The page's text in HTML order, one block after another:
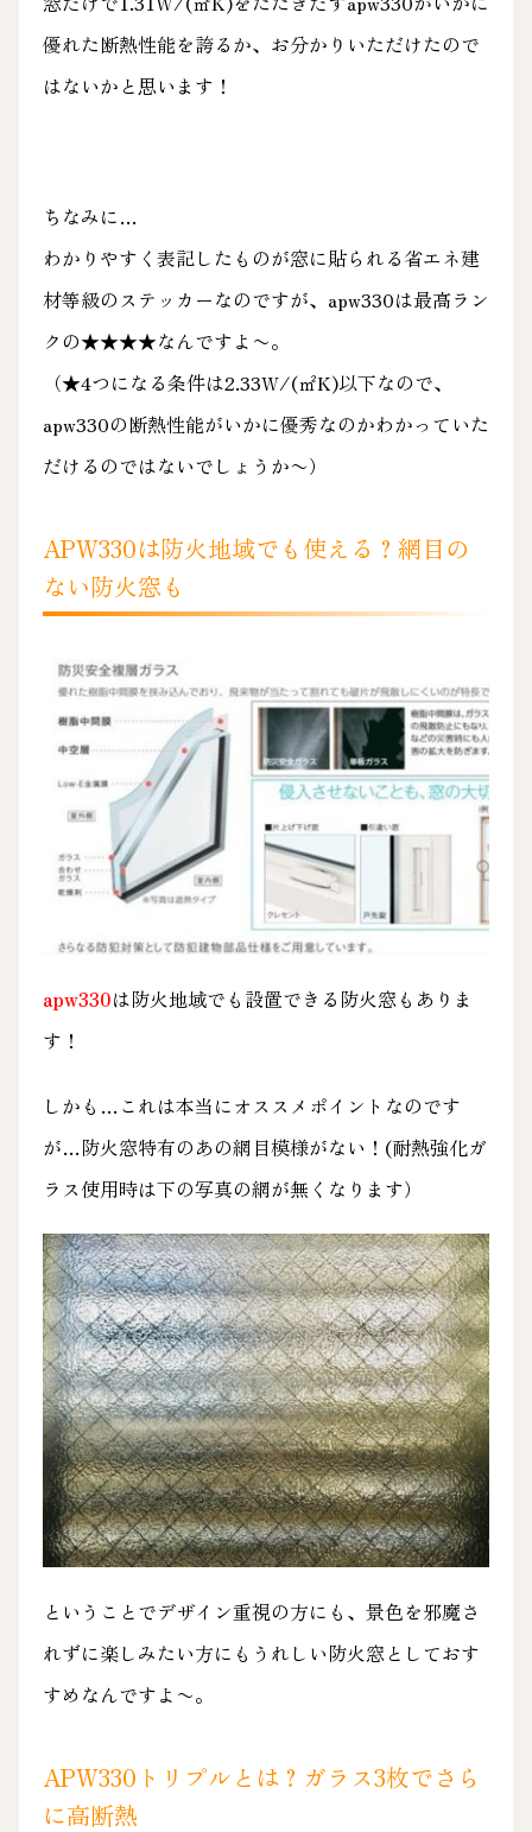
優れた断熱性能を誇るか、お分かりいただけたので
はないかと思います！
ちなみに…
わかりやすく表記したものが窓に貼られる省エネ建
材等級のステッカーなのですが、apw330は最高ラン
クの★★★★なんですよ〜。
（★4つになる条件は2.33W/(㎡K)以下なので、
apw330の断熱性能がいかに優秀なのかわかっていた
だけるのではないでしょうか〜）
APW330は防火地域でも使える？網目の
ない防火窓も
apw330は防火地域でも設置できる防火窓もありま
す！
しかも…これは本当にオススメポイントなのです
が…防火窓特有のあの網目模様がない！(耐熱強化ガ
ラス使用時は下の写真の網が無くなります）
ということでデザイン重視の方にも、景色を邪魔さ
れずに楽しみたい方にもうれしい防火窓としておす
すめなんですよ〜。
APW330トリプルとは？ガラス3枚でさら
に高断熱